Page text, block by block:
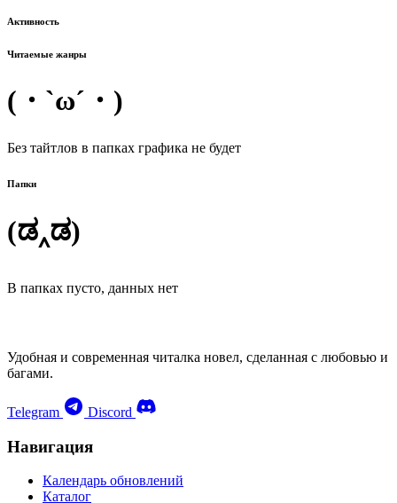
Активность
Читаемые жанры
(・`ω´・)
Без тайтлов в папках графика не будет
Папки
(ಡ‸ಡ)
В папках пусто, данных нет
Удобная и современная читалка новел, сделанная с любовью и
багами.
Telegram Discord
Навигация
Календарь обновлений
Каталог